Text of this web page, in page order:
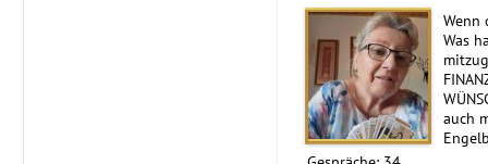
Wenn
Was
auch